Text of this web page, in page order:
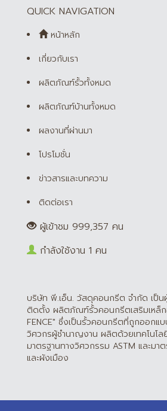
QUICK NAVIGATION
หน้าหลัก
เกี่ยวกับเรา
ผลิตภัณฑ์รั้วทั้งหมด
ผลิตภัณฑ์บ้านทั้งหมด
ผลงานที่ผ่านมา
โปรโมชั่น
ข่าวสารและบทความ
ติดต่อเรา
ผู้เข้าชม 999,357 คน
กำลังใช้งาน 1 คน
บริษัท พี.เอ็น. วัสดุคอนกรีต จำกัด เป็น
ติดตั้ง ผลิตภัณฑ์รั้วคอนกรีตเสริมเหล็ก
FENCE" ซึ่งเป็นรั้วคอนกรีตที่ถูกออกแ
วิศวกรผู้ชำนาญงาน ผลิตด้วยเทคโนโ
มาตรฐานทางวิศวกรรม ASTM และมา
และผังเมือง